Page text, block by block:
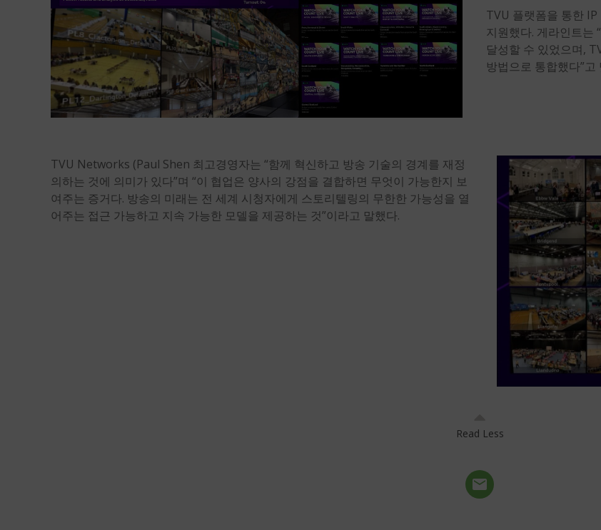
TVU 플랫폼을 통한
지원했다. 게라인트는
달성할 수 있었으며,
방법으로 통합했다”고
TVU Networks (Paul Shen 최고경영자는 “함께 혁신하고 방송 기술의 경계를 재정
의하는 것에 의미가 있다”며 “이 협업은 양사의 강점을 결합하면 무엇이 가능한지 보
여주는 증거다. 방송의 미래는 전 세계 시청자에게 스토리텔링의 무한한 가능성을 열
어주는 접근 가능하고 지속 가능한 모델을 제공하는 것”이라고 말했다.
Read Less